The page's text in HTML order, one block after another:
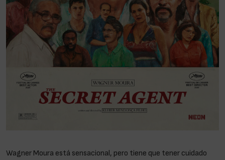
Wagner Moura está sensacional, pero tiene que tener cuidado